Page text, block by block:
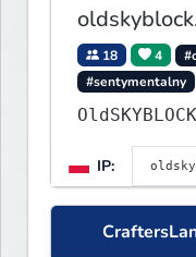
18 4
#sentymentalny
IP: